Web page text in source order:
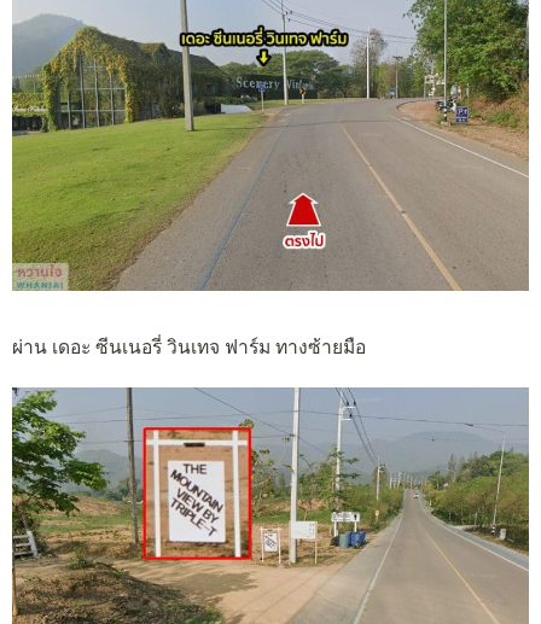
ผ่าน เดอะ ซีนเนอรี่ วินเทจ ฟาร์ม ทางซ้ายมือ